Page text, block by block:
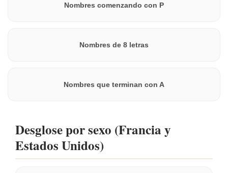
Nombres comenzando con P
Nombres de 8 letras
Nombres que terminan con A
Desglose por sexo (Francia y
Estados Unidos)